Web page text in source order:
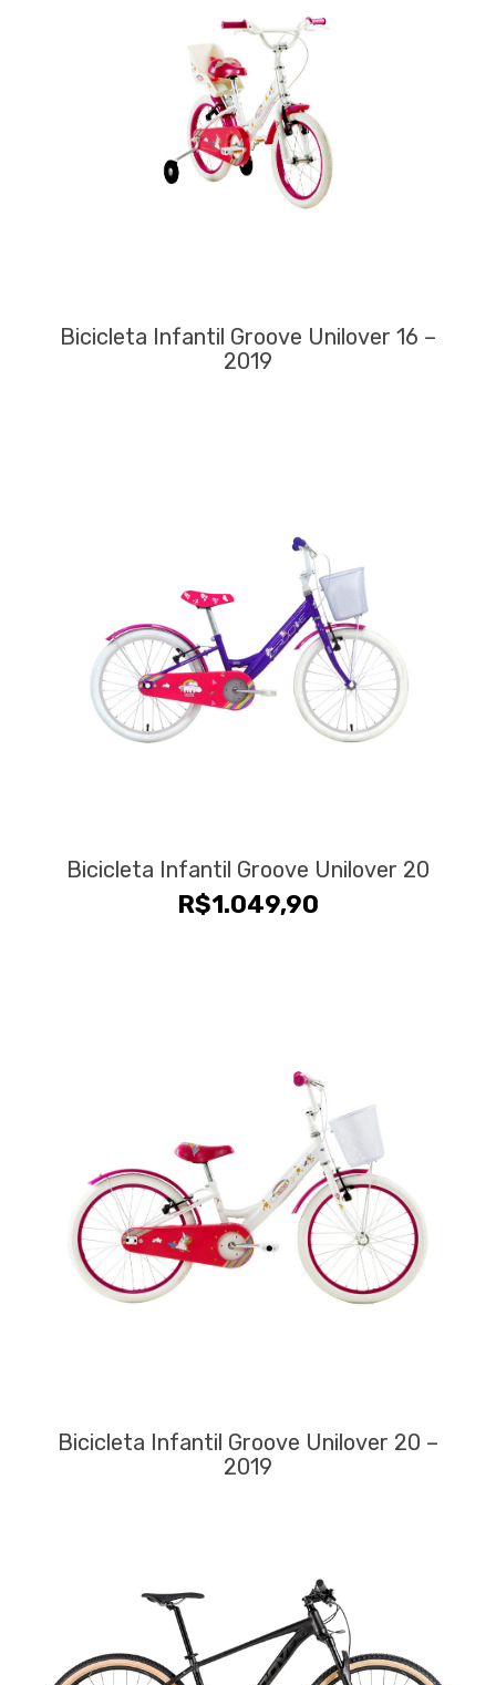
Bicicleta Infantil Groove Unilover 16 –
2019
Bicicleta Infantil Groove Unilover 20
R$1.049,90
Bicicleta Infantil Groove Unilover 20 –
2019